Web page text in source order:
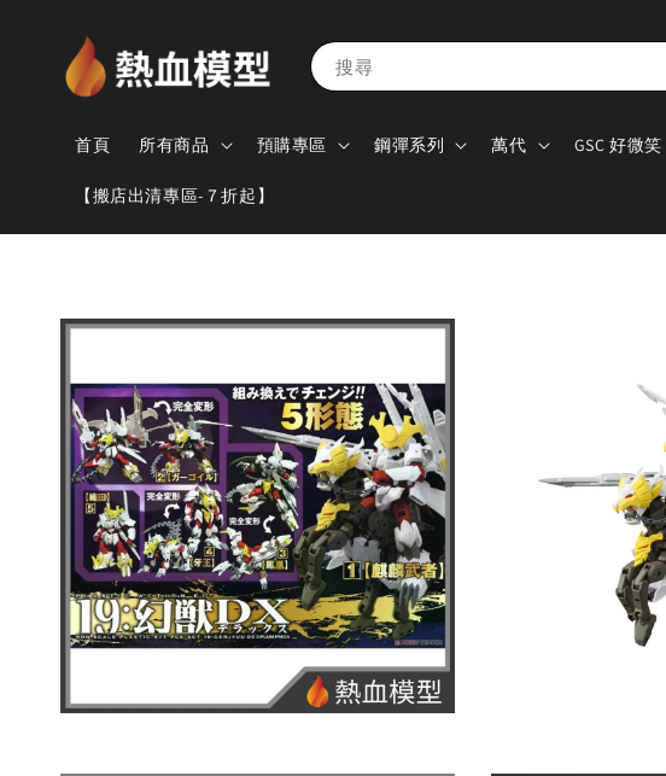
搜尋
首頁 所有商品 預購專區 鋼彈系列 萬代 GSC 好微笑
【搬店出清專區-７折起】